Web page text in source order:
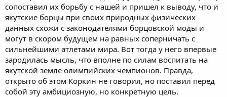
сопоставил их борьбу с нашей и пришел к выводу, что и
якутские борцы при своих природных физических
данных схожи с законодателями борцовской моды и
могут в скором будущем на равных соперничать с
сильнейшими атлетами мира. Вот тогда у него впервые
зародилась мысль, что вполне по силам воспитать на
якутской земле олимпийских чемпионов. Правда,
открыто об этом Коркин не говорил, но поставил перед
собой эту амбициозную, но конкретную цель.